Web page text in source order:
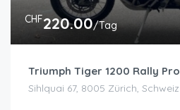
CHF220.00/Tag
Triumph Tiger 1200 Rally Pro
Sihlquai 67, 8005 Zürich, Schweiz